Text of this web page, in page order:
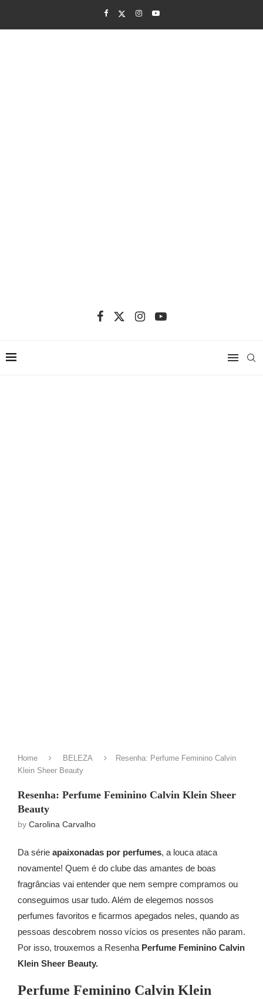
Home BELEZA
Resenha: Perfume Feminino Calvin
Klein Sheer Beauty
Resenha: Perfume Feminino Calvin Klein Sheer
Beauty
by Carolina Carvalho
Da série apaixonadas por perfumes, a louca ataca
novamente! Quem é do clube das amantes de boas
fragrâncias vai entender que nem sempre compramos ou
conseguimos usar tudo. Além de elegemos nossos
perfumes favoritos e ficarmos apegados neles, quando as
pessoas descobrem nosso vícios os presentes não param.
Por isso, trouxemos a Resenha Perfume Feminino Calvin
Klein Sheer Beauty.
Perfume Feminino Calvin Klein